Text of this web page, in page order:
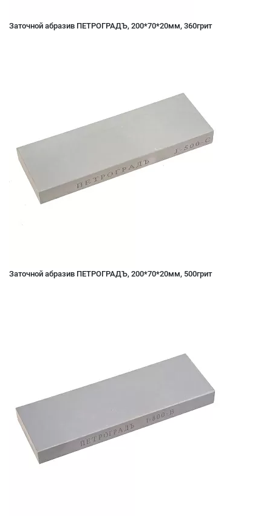
Заточной абразив ПЕТРОГРАДЪ, 200*70*20мм, 360грит
Заточной абразив ПЕТРОГРАДЪ, 200*70*20мм, 500грит